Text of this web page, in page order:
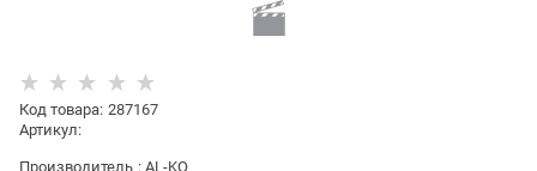
Код товара: 287167
Артикул:
Производитель : AL-KO